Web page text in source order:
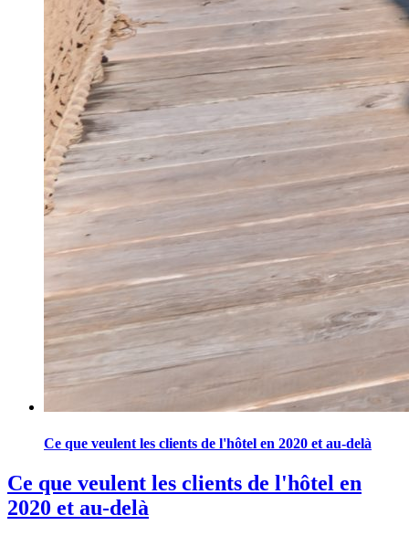
Ce que veulent les clients de l'hôtel en 2020 et au-delà
Ce que veulent les clients de l'hôtel en
2020 et au-delà